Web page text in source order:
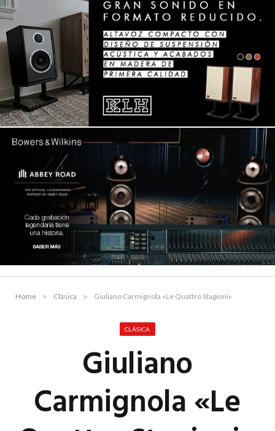
Home » Clásica » Giuliano Carmignola «Le Quattro Stagioni»
CLÁSICA
Giuliano
Carmignola «Le